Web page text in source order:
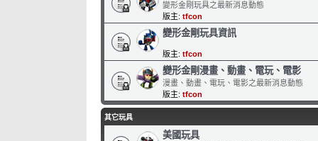
變形金剛玩具之最新消息動態
版主: tfcon
變形金剛玩具資訊
版主: tfcon
變形金剛漫畫、動畫、電玩、電影
漫畫、動畫、電玩、電影之最新消息動態
版主: tfcon
其它玩具
美國玩具